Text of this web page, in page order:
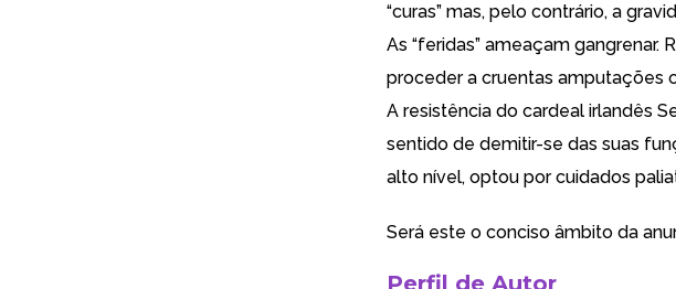
“curas” mas, pelo contrário, a
As “feridas” ameaçam
proceder a cruentas amputações
A resistência do cardeal irlandês
sentido de demitir-se das suas
alto nível, optou por cuidados
Será este o conciso âmbito da
Perfil de Autor